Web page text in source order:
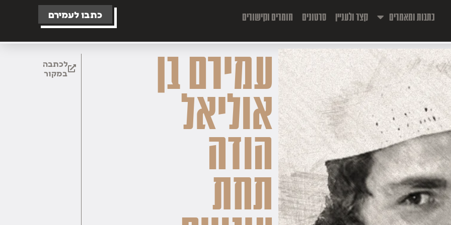
כתבות ומאמרים קצר ולעניין סרטונים חומרים וקישורים כתבו לעמירם
עמירם בן
אוליאל
הודה
תחת
לכתבה
במקור